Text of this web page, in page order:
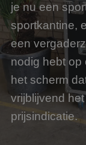
je nu een
sportkantine,
een
nodig hebt op
het scherm
vrijblijvend
prijsindicatie.